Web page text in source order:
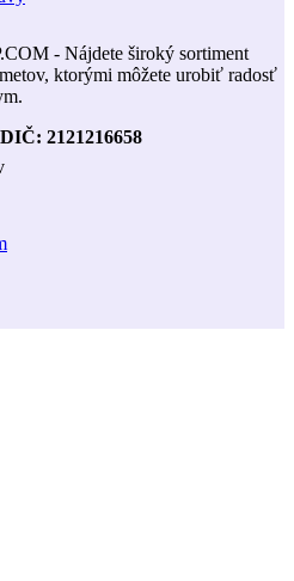
- Nájdete široký sortiment
ktorými môžete urobiť radosť
DIČ: 2121216658